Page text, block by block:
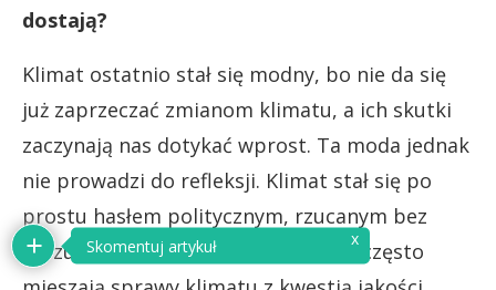
dostają?
Klimat ostatnio stał się modny, bo nie da się
już zaprzeczać zmianom klimatu, a ich skutki
zaczynają nas dotykać wprost. Ta moda jednak
nie prowadzi do refleksji. Klimat stał się po
prostu hasłem politycznym, rzucanym bez
zrozumienia. Przykładowo, politycy często